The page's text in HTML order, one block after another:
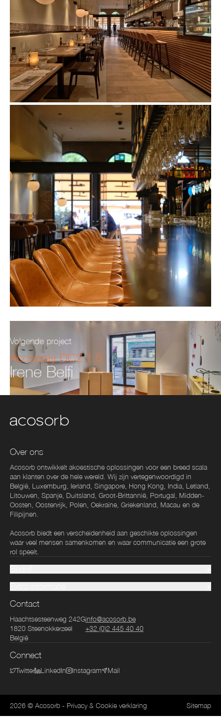
Volgende project
Acospray DC2 1.0
Irene Belfi
Over ons
Acosorb ontwikkelt akoestische oplossingen voor een breed scala
aan klanten over de hele wereld. Wij zijn vertegenwoordigd in
België, Luxemburg, Ierland, Singapore, Hong Kong, India, Letland,
Litouwen, Spanje, Duitsland, Groot-Brittannië, Portugal, Midden-
Oosten, Oostenrijk, Polen, Oekraïne, Griekenland, Macau en de
Filipijnen.
Acosorb biedt een verscheidenheid aan geschikte oplossingen
waar veel mensen samenkomen en waar communicatie een grote
rol speelt.
Contact
Haachtsesteenweg 242G
1820 Steenokkerzeel
België
info@acosorb.be
+32 (0)2 445 40 40
Connect
Twitter LinkedIn Instagram Mail
2026 © Acosorb - Privacy & Cookie verklaring Sitemap